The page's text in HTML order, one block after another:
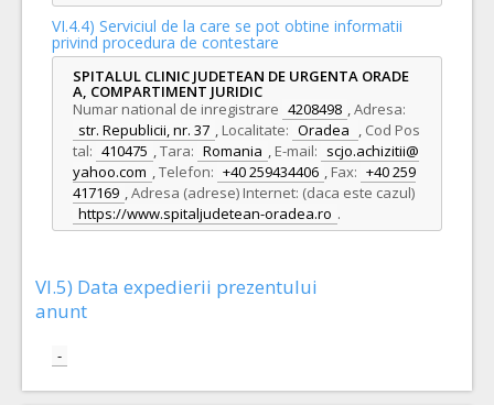
VI.4.4) Serviciul de la care se pot obtine informatii
privind procedura de contestare
SPITALUL CLINIC JUDETEAN DE URGENTA ORADE
A, COMPARTIMENT JURIDIC
Numar national de inregistrare 4208498 ,Adresa:
str. Republicii, nr. 37 , Localitate: Oradea , Cod Pos
tal: 410475 ,Tara: Romania , E-mail: scjo.achizitii@
yahoo.com ,Telefon: +40 259434406 , Fax: +40 259
417169 ,Adresa (adrese) Internet: (daca este cazul)
https://www.spitaljudetean-oradea.ro .
VI.5) Data expedierii prezentului
anunt
-